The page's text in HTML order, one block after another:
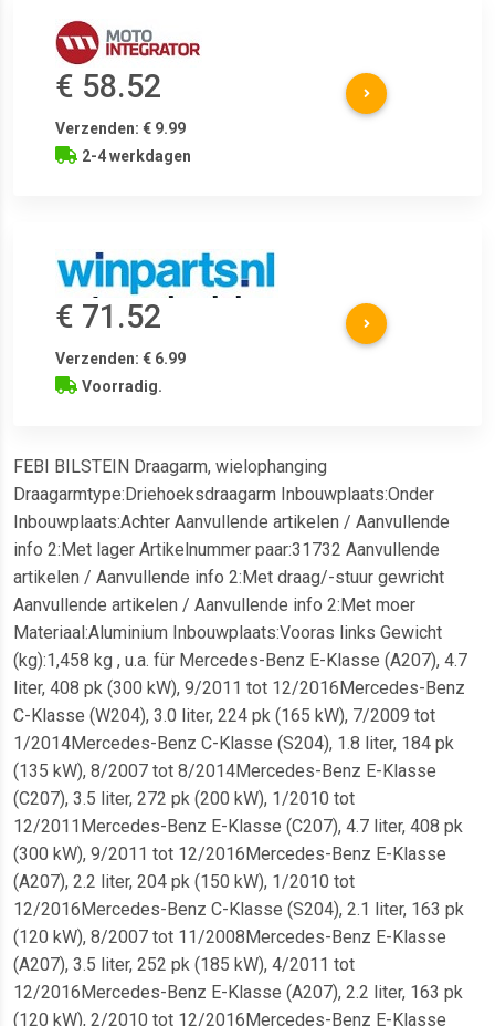
€ 58.52
Verzenden: € 9.99
2-4 werkdagen
€ 71.52
Verzenden: € 6.99
Voorradig.
FEBI BILSTEIN Draagarm, wielophanging
Draagarmtype:Driehoeksdraagarm Inbouwplaats:Onder
Inbouwplaats:Achter Aanvullende artikelen / Aanvullende
info 2:Met lager Artikelnummer paar:31732 Aanvullende
artikelen / Aanvullende info 2:Met draag/-stuur gewricht
Aanvullende artikelen / Aanvullende info 2:Met moer
Materiaal:Aluminium Inbouwplaats:Vooras links Gewicht
(kg):1,458 kg , u.a. für Mercedes-Benz E-Klasse (A207), 4.7
liter, 408 pk (300 kW), 9/2011 tot 12/2016Mercedes-Benz
C-Klasse (W204), 3.0 liter, 224 pk (165 kW), 7/2009 tot
1/2014Mercedes-Benz C-Klasse (S204), 1.8 liter, 184 pk
(135 kW), 8/2007 tot 8/2014Mercedes-Benz E-Klasse
(C207), 3.5 liter, 272 pk (200 kW), 1/2010 tot
12/2011Mercedes-Benz E-Klasse (C207), 4.7 liter, 408 pk
(300 kW), 9/2011 tot 12/2016Mercedes-Benz E-Klasse
(A207), 2.2 liter, 204 pk (150 kW), 1/2010 tot
12/2016Mercedes-Benz C-Klasse (S204), 2.1 liter, 163 pk
(120 kW), 8/2007 tot 11/2008Mercedes-Benz E-Klasse
(A207), 3.5 liter, 252 pk (185 kW), 4/2011 tot
12/2016Mercedes-Benz E-Klasse (A207), 2.2 liter, 163 pk
(120 kW), 2/2010 tot 12/2016Mercedes-Benz E-Klasse